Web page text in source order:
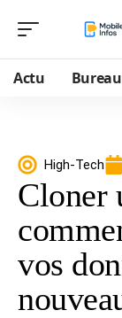
Actu
High-Tech
Cloner
vos